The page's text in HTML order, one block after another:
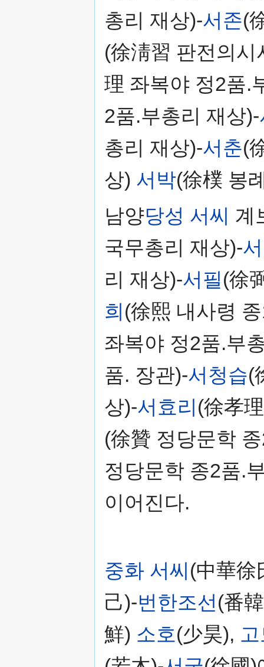
총리 재상)-서존(
(徐淸習 판전의
理 좌복야 정2품.
2품.부총리 재상)-
총리 재상)-서춘(
상) 서박(徐樸 봉
남양당성 서씨 계
국무총리 재상)-
리 재상)-서필(徐
희(徐熙 내사령
좌복야 정2품.부
품. 장관)-서청습(
상)-서효리(徐孝
(徐贊 정당문학
정당문학 종2품.
이어진다.
중화 서씨(中華
己)-번한조선(番
鮮) 소호(少昊),